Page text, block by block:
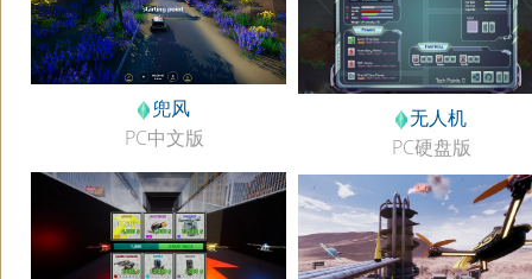
兜风
PC中文版
无人机
PC硬盘版